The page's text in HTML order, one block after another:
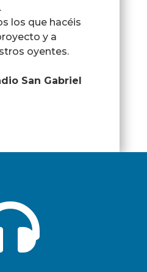
los que hacéis
y a
oyentes.
San Gabriel